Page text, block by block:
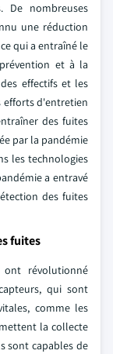
De nombreuses
une réduction
qui a entraîné le
et à la
effectifs et les
efforts d'entretien
des fuites
par la pandémie
les technologies
a entravé
des fuites
fuites
révolutionné
qui sont
comme les
la collecte
sont capables de